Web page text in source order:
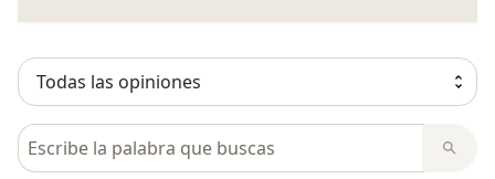
Busca en opiniones